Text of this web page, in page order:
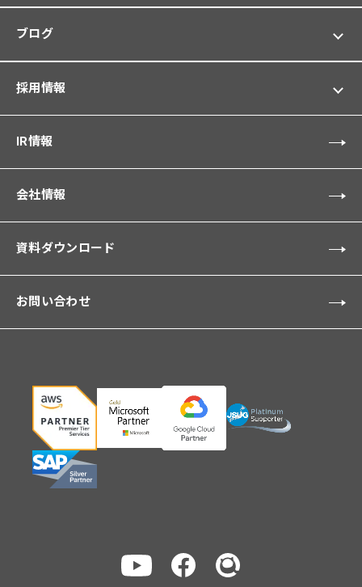
ブログ
採用情報
IR情報
会社情報
資料ダウンロード
お問い合わせ